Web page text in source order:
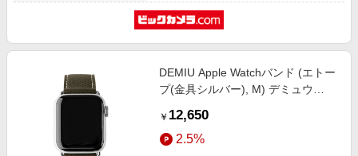
DEMIU Apple Watchバンド (エトー
プ(金具シルバー), M) デミュウ
￥ 12,650
2.5%